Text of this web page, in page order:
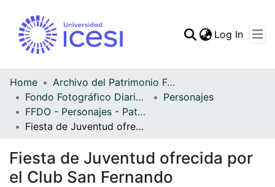
Statistics
Log In
Home
Archivo del Patrimonio Fotográfico y Fílmico del Valle del Cauca
Fondo Fotográfico Diario Occidente
Personajes
FFDO - Personajes - Patrimonial
Fiesta de Juventud ofrecida por el Club San Fernando
Fiesta de Juventud ofrecida por
el Club San Fernando